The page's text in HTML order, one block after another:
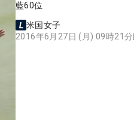
藍60位
米国女子
2016年6月27日 (月) 09時21分